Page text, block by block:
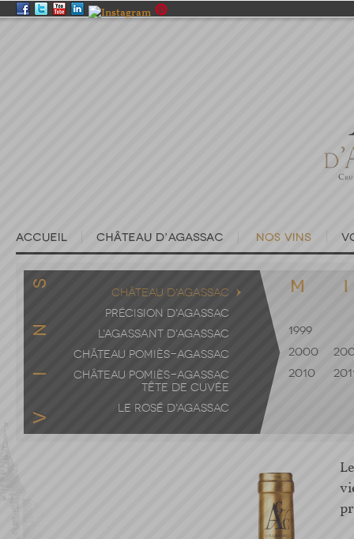
CHÂTEAU D'AGASSAC
PRÉCISION D'AGASSAC
L'AGASSANT D'AGASSAC
CHÂTEAU POMIÈS-AGASSAC
CHÂTEAU POMIÈS-AGASSAC
TÊTE DE CUVÉE
LE ROSÉ D'AGASSAC
1999
2000
2010